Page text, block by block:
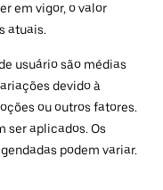
em vigor, o valor
atuais.
usuário são médias
devido à
ou outros fatores.
ser aplicados. Os
podem variar.